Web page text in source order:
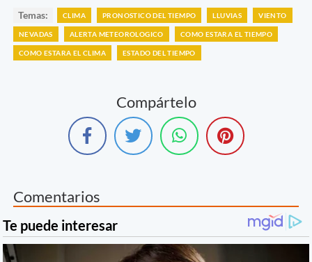
Temas: CLIMA PRONOSTICO DEL TIEMPO LLUVIAS VIENTO
NEVADAS ALERTA METEOROLOGICO COMO ESTARA EL TIEMPO
COMO ESTARA EL CLIMA ESTADO DEL TIEMPO
Compártelo
Comentarios